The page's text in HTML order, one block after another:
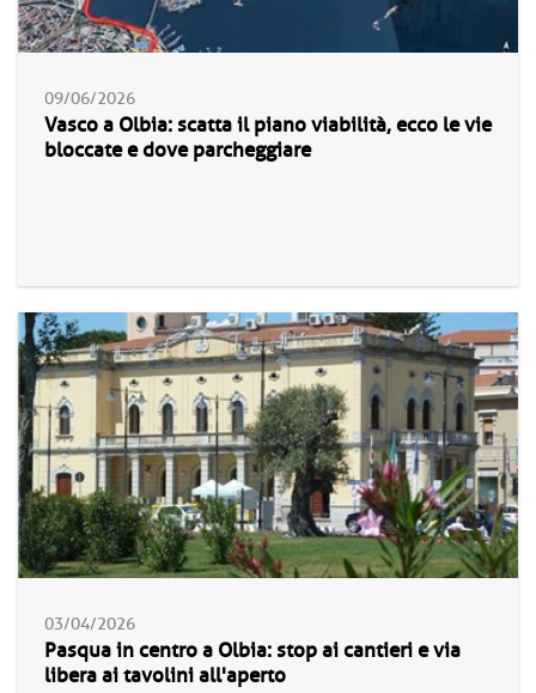
09/06/2026
Vasco a Olbia: scatta il piano viabilità, ecco le vie
bloccate e dove parcheggiare
03/04/2026
Pasqua in centro a Olbia: stop ai cantieri e via
libera ai tavolini all'aperto